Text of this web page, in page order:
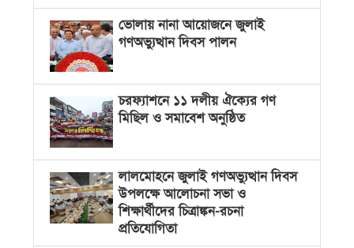
ভোলায় নানা আয়োজনে জুলাই
গণঅভ্যুত্থান দিবস পালন
চরফ্যাশনে ১১ দলীয় ঐক্যের গণ
মিছিল ও সমাবেশ অনুষ্ঠিত
লালমোহনে জুলাই গণঅভ্যুত্থান দিবস
উপলক্ষে আলোচনা সভা ও
শিক্ষার্থীদের চিত্রাঙ্কন-রচনা
প্রতিযোগিতা